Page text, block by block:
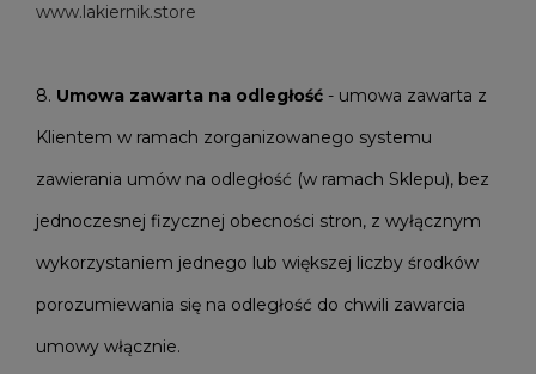
www.lakiernik.store
8. Umowa zawarta na odległość - umowa zawarta z
Klientem w ramach zorganizowanego systemu
zawierania umów na odległość (w ramach Sklepu), bez
jednoczesnej fizycznej obecności stron, z wyłącznym
wykorzystaniem jednego lub większej liczby środków
porozumiewania się na odległość do chwili zawarcia
umowy włącznie.